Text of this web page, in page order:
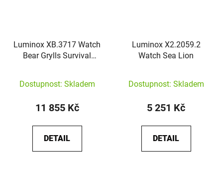
Luminox XB.3717 Watch
Bear Grylls Survival
Dostupnost: Skladem
11 855 Kč
DETAIL
Luminox X2.2059.2
Watch Sea Lion
Dostupnost: Skladem
5 251 Kč
DETAIL